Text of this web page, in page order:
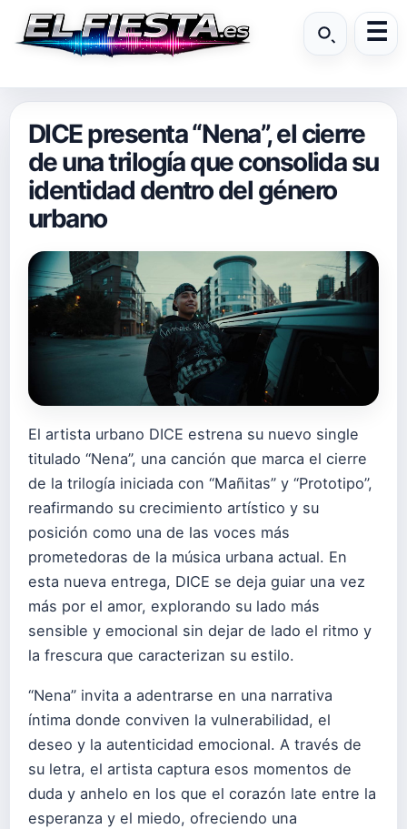
DICE presenta “Nena”, el cierre
de una trilogía que consolida su
identidad dentro del género
urbano
El artista urbano DICE estrena su nuevo single
titulado “Nena”, una canción que marca el cierre
de la trilogía iniciada con “Mañitas” y “Prototipo”,
reafirmando su crecimiento artístico y su
posición como una de las voces más
prometedoras de la música urbana actual. En
esta nueva entrega, DICE se deja guiar una vez
más por el amor, explorando su lado más
sensible y emocional sin dejar de lado el ritmo y
la frescura que caracterizan su estilo.
“Nena” invita a adentrarse en una narrativa
íntima donde conviven la vulnerabilidad, el
deseo y la autenticidad emocional. A través de
su letra, el artista captura esos momentos de
duda y anhelo en los que el corazón late entre la
esperanza y el miedo, ofreciendo una